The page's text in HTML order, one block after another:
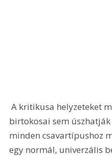
A kritikusa helyzeteket még az olyan készletek
birtokosai sem
minden csavartípushoz
egy normál, univerzális